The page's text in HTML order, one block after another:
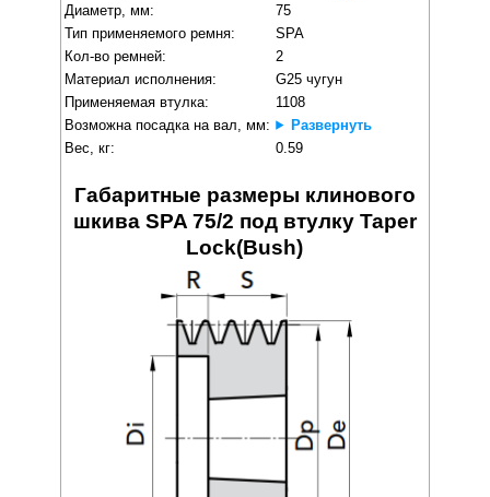
Диаметр, мм:
75
Тип применяемого ремня:
SPA
Кол-во ремней:
2
Материал исполнения:
G25 чугун
Применяемая втулка:
1108
Возможна посадка на вал, мм:
Развернуть
Вес, кг:
0.59
Габаритные размеры клинового
шкива SPA 75/2 под втулку Taper
Lock(Bush)